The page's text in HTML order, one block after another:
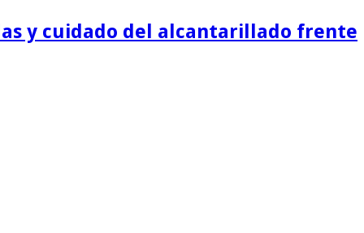
y cuidado del alcantarillado frente